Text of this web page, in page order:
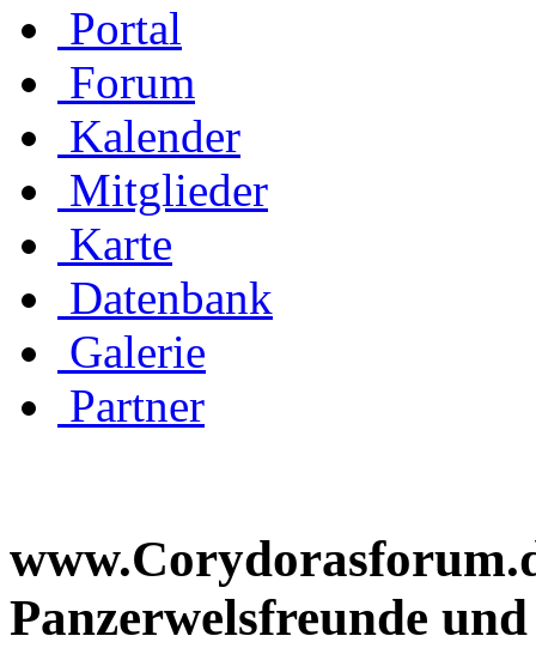
Portal
Forum
Kalender
Mitglieder
Karte
Datenbank
Galerie
Partner
Panzerwelsfreunde